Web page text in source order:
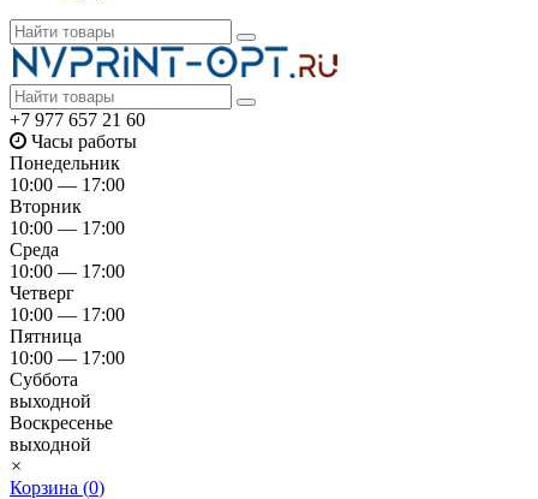
+7 977 657 21 60
Часы работы
Понедельник
10:00 — 17:00
Вторник
10:00 — 17:00
Среда
10:00 — 17:00
Четверг
10:00 — 17:00
Пятница
10:00 — 17:00
Суббота
выходной
Воскресенье
выходной
×
Корзина (0)